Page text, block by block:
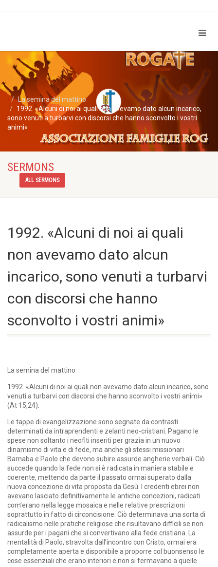
La semina del mattino
1992. «Alcuni di noi ai quali non avevamo dato alcun incarico,
sono venuti a turbarvi con discorsi che hanno sconvolto i vostri
animi»
SERMONS
ALL SERMONS
1992. «Alcuni di noi ai quali
non avevamo dato alcun
incarico, sono venuti a turbarvi
con discorsi che hanno
sconvolto i vostri animi»
La semina del mattino
1992. «Alcuni di noi ai quali non avevamo dato alcun incarico, sono
venuti a turbarvi con discorsi che hanno sconvolto i vostri animi»
(At 15,24).
Le tappe di evangelizzazione sono segnate da contrasti
determinati da intraprendenti e zelanti neo-cristiani. Pagano le
spese non soltanto i neofiti inseriti per grazia in un nuovo
dinamismo di vita e di fede, ma anche gli stessi missionari
Barnaba e Paolo che devono subire assurde angherie verbali. Ciò
succede quando la fede non si è radicata in maniera stabile e
coerente, mettendo da parte il passato ormai superato dalla
nuova concezione di vita proposta da Gesù. I credenti ebrei non
avevano lasciato definitivamente le antiche concezioni, radicati
com’erano nella legge mosaica e nelle relative prescrizioni
soprattutto in fatto di circoncisione. Ciò determinava una sorta di
radicalismo nelle pratiche religiose che risultavano difficili se non
assurde per i pagani che si convertivano alla fede cristiana. La
mentalità di Paolo, stravolta dall’incontro con Cristo, ormai era
completamente aperta e disponibile a proporre col buonsenso le
cose essenziali che erano interiori e non si fermavano a quelle